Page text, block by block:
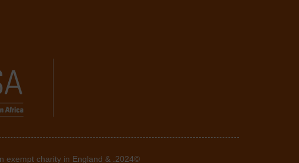
exempt charity in England &